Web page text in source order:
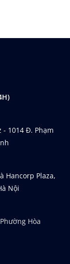
- 1014 Đ. Phạm
Hancorp Plaza,
Nội
Hòa